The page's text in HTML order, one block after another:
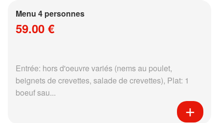
Menu 4 personnes
59.00 €
Entrée: hors d'oeuvre variés (nems au poulet,
beignets de crevettes, salade de crevettes), Plat: 1
boeuf sau...